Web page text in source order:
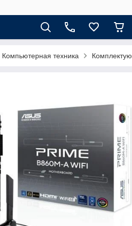
Компьютерная техника